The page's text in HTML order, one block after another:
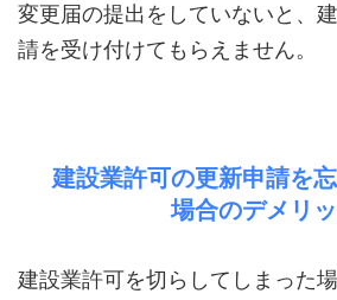
変更届の提出をしていないと、
請を受け付けてもらえません。
建設業許可の更新申請を
場合のデメリ
建設業許可を切らしてしまった